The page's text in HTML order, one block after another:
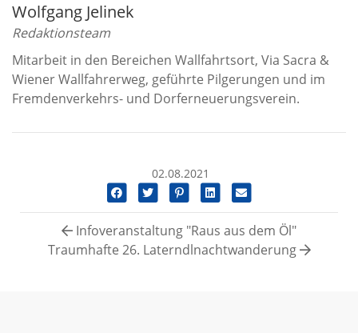
Wolfgang Jelinek
Redaktionsteam
Mitarbeit in den Bereichen Wallfahrtsort, Via Sacra &
Wiener Wallfahrerweg, geführte Pilgerungen und im
Fremdenverkehrs- und Dorferneuerungsverein.
02.08.2021
Infoveranstaltung "Raus aus dem Öl"
Traumhafte 26. Laterndlnachtwanderung